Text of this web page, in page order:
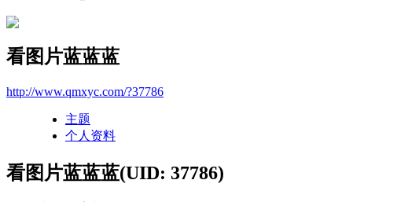
看图片蓝蓝蓝
http://www.qmxyc.com/?37786
主题
个人资料
看图片蓝蓝蓝(UID: 37786)